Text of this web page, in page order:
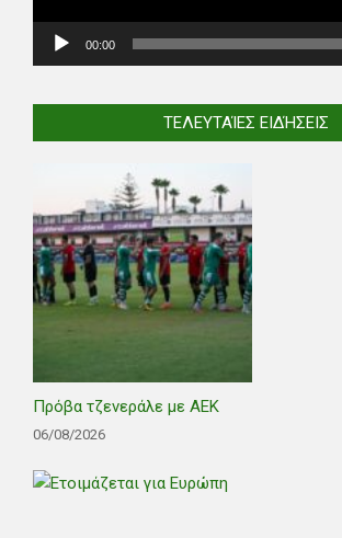
00:00
ΤΕΛΕΥΤΑΊΕΣ ΕΙΔΉΣΕΙΣ
Πρόβα τζενεράλε με ΑΕΚ
06/08/2026